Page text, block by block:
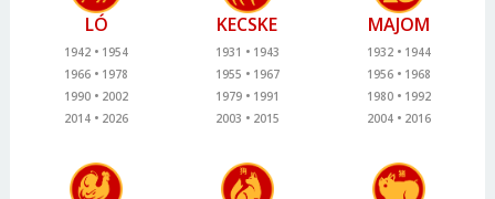
LÓ
1942
1954
1966
1978
1990
2002
2014
2026
KECSKE
1931
1943
1955
1967
1979
1991
2003
2015
MAJOM
1932
1944
1956
1968
1980
1992
2004
2016